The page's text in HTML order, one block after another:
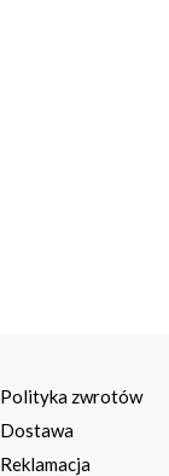
Polityka zwrotów
Dostawa
Reklamacja